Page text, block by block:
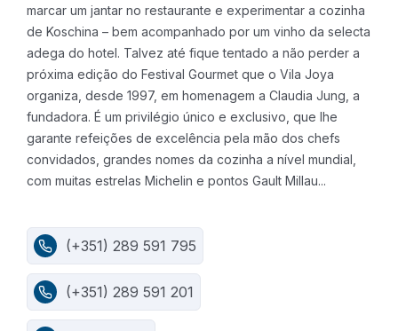
marcar um jantar no restaurante e experimentar a cozinha
de Koschina – bem acompanhado por um vinho da selecta
adega do hotel. Talvez até fique tentado a não perder a
próxima edição do Festival Gourmet que o Vila Joya
organiza, desde 1997, em homenagem a Claudia Jung, a
fundadora. É um privilégio único e exclusivo, que lhe
garante refeições de excelência pela mão dos chefs
convidados, grandes nomes da cozinha a nível mundial,
com muitas estrelas Michelin e pontos Gault Millau...
(+351) 289 591 795
(+351) 289 591 201